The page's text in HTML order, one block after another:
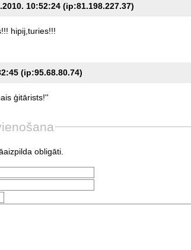
10:52:24 (ip:81.198.227.37)
hipij,turies!!!
(ip:95.68.80.74)
ģitārists!''
obligāti.